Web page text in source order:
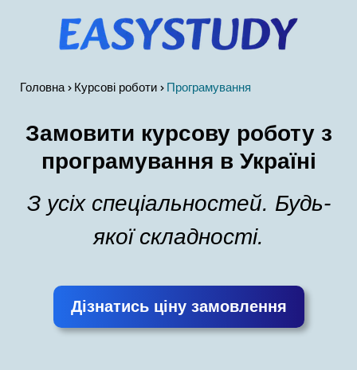
Замовити курсову роботу з
програмування в Україні
З усіх спеціальностей. Будь-
якої складності.
Дізнатись ціну замовлення
Головна Курсові роботи Програмування